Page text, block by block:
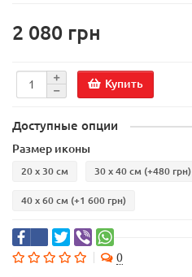
2 080 грн
Купить
Доступные опции
Размер иконы
20 х 30 см 30 х 40 см (+480 грн)
40 х 60 см (+1 600 грн)
0